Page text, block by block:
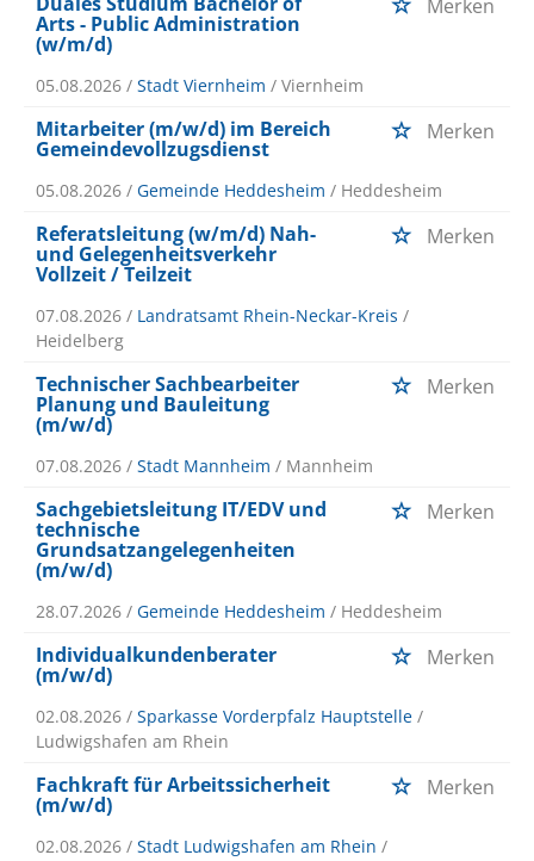
Arts - Public Administration
(w/m/d)
Merken
05.08.2026 / Stadt Viernheim / Viernheim
Mitarbeiter (m/w/d) im Bereich
Gemeindevollzugsdienst
Merken
05.08.2026 / Gemeinde Heddesheim / Heddesheim
Referatsleitung (w/m/d) Nah-
und Gelegenheitsverkehr
Vollzeit / Teilzeit
Merken
07.08.2026 / Landratsamt Rhein-Neckar-Kreis /
Heidelberg
Technischer Sachbearbeiter
Planung und Bauleitung
(m/w/d)
Merken
07.08.2026 / Stadt Mannheim / Mannheim
Sachgebietsleitung IT/EDV und
technische
Grundsatzangelegenheiten
(m/w/d)
Merken
28.07.2026 / Gemeinde Heddesheim / Heddesheim
Individualkundenberater
(m/w/d)
Merken
02.08.2026 / Sparkasse Vorderpfalz Hauptstelle /
Ludwigshafen am Rhein
Fachkraft für Arbeitssicherheit
(m/w/d)
Merken
02.08.2026 / Stadt Ludwigshafen am Rhein /